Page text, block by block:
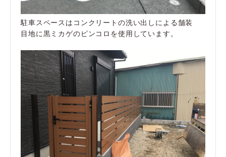
駐車スペースはコンクリートの洗い出しによる舗装
目地に黒ミカゲのピンコロを使用しています。